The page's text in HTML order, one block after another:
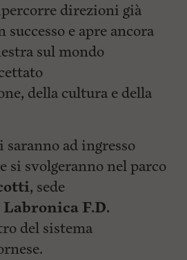
direzioni già
e apre ancora
sul mondo
della cultura e della
ad ingresso
si svolgeranno nel parco
, sede
F.D.
del sistema